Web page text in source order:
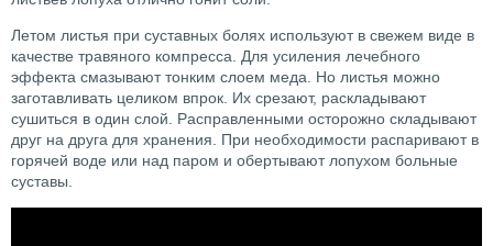
Летом листья при суставных болях используют в свежем виде в
качестве травяного компресса. Для усиления лечебного
эффекта смазывают тонким слоем меда. Но листья можно
заготавливать целиком впрок. Их срезают, раскладывают
сушиться в один слой. Расправленными осторожно складывают
друг на друга для хранения. При необходимости распаривают в
горячей воде или над паром и обертывают лопухом больные
суставы.